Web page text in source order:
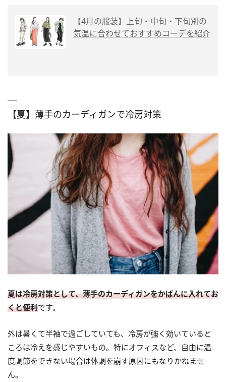
【4月の服装】上旬・中旬・下旬別の
気温に合わせておすすめコーデを紹介
【夏】薄手のカーディガンで冷房対策
夏は冷房対策として、薄手のカーディガンをかばんに入れてお
くと便利です。
外は暑くて半袖で過ごしていても、冷房が強く効いていると
ころは冷えを感じやすいもの。特にオフィスなど、自由に温
度調節をできない場合は体調を崩す原因にもなりかねませ
ん。